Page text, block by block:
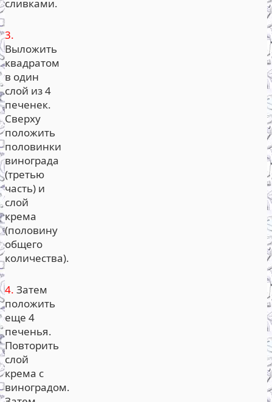
сливками.
3.
Выложить
квадратом
в один
слой из 4
печенек.
Сверху
положить
половинки
винограда
(третью
часть) и
слой
крема
(половину
общего
количества).
4. Затем
положить
еще 4
печенья.
Повторить
слой
крема с
виноградом.